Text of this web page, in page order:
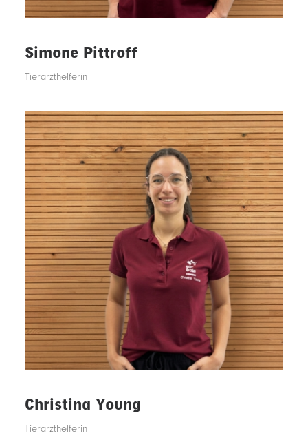
Simone Pittroff
Tierarzthelferin
Christina Young
Tierarzthelferin